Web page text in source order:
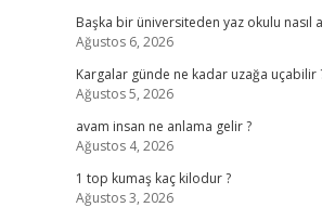
Başka bir üniversiteden yaz okulu nasıl
Ağustos 6, 2026
Kargalar günde ne kadar uzağa uçabilir
Ağustos 5, 2026
avam insan ne anlama gelir ?
Ağustos 4, 2026
1 top kumaş kaç kilodur ?
Ağustos 3, 2026